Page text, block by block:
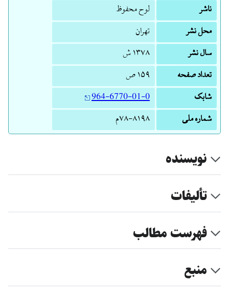
ناشر
لوح محفوظ
محل نشر
تهران
سال نشر
۱۳۷۸ ش
تعداد صفحه
۱۵۹ ص
شابک
964-6770-01-0
شماره ملی
‭م‌۷۸-۸۱۹۸
نویسنده
تألیفات
فهرست مطالب
منبع